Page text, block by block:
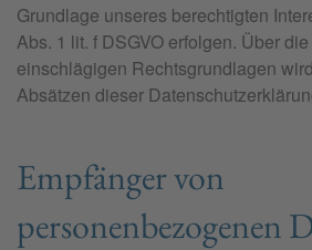
Grundlage unseres berechtigten
Abs. 1 lit. f DSGVO erfolgen. Über
einschlägigen Rechtsgrundlagen
Absätzen dieser
Empfänger von
personenbezogenen